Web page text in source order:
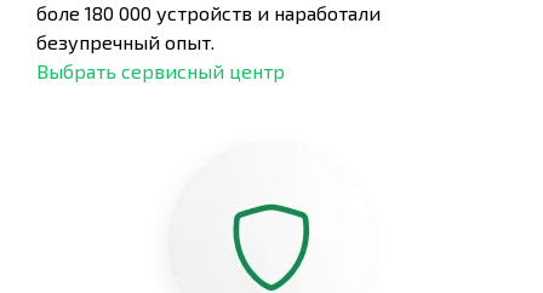
боле 180 000 устройств и наработали
безупречный опыт.
Выбрать сервисный центр